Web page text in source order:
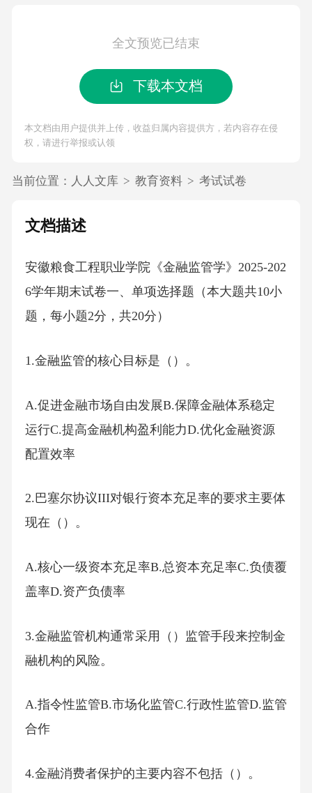
全文预览已结束
下载本文档
本文档由用户提供并上传，收益归属内容提供方，若内容存在侵
权，请进行举报或认领
当前位置： 人人文库 > 教育资料 > 考试试卷
文档描述
安徽粮食工程职业学院《金融监管学》2025-202
6学年期末试卷一、单项选择题（本大题共10小
题，每小题2分，共20分）
1.金融监管的核心目标是（）。
A.促进金融市场自由发展B.保障金融体系稳定
运行C.提高金融机构盈利能力D.优化金融资源
配置效率
2.巴塞尔协议III对银行资本充足率的要求主要体
现在（）。
A.核心一级资本充足率B.总资本充足率C.负债覆
盖率D.资产负债率
3.金融监管机构通常采用（）监管手段来控制金
融机构的风险。
A.指令性监管B.市场化监管C.行政性监管D.监管
合作
4.金融消费者保护的主要内容不包括（）。